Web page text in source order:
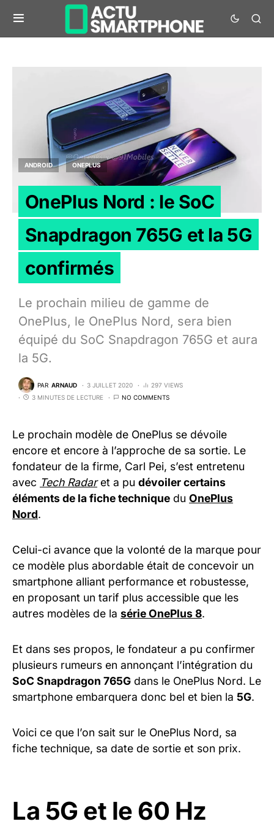
ANDROID ONEPLUS
OnePlus Nord : le SoC
Snapdragon 765G et la 5G
confirmés
Le prochain milieu de gamme de
OnePlus, le OnePlus Nord, sera bien
équipé du SoC Snapdragon 765G et aura
la 5G.
PAR ARNAUD 3 JUILLET 2020
297 VIEWS
3 MINUTES DE LECTURE
NO COMMENTS
Le prochain modèle de OnePlus se dévoile
encore et encore à l’approche de sa sortie. Le
fondateur de la firme, Carl Pei, s’est entretenu
avec Tech Radaret a pu dévoiler certains
éléments de la fiche technique du OnePlus
Nord.
Celui-ci avance que la volonté de la marque pour
ce modèle plus abordable était de concevoir un
smartphone alliant performance et robustesse,
en proposant un tarif plus accessible que les
autres modèles de la série OnePlus 8.
Et dans ses propos, le fondateur a pu confirmer
plusieurs rumeurs en annonçant l’intégration du
SoC Snapdragon 765G dans le OnePlus Nord. Le
smartphone embarquera donc bel et bien la 5G.
Voici ce que l’on sait sur le OnePlus Nord, sa
fiche technique, sa date de sortie et son prix.
La 5G et le 60 Hz